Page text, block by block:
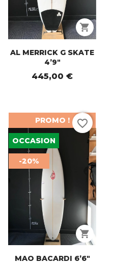
shopping_cart
AL MERRICK G SKATE
4’9"
445,00 €
shopping_cart
MAO BACARDI 6’6"
OCCASION
PROMO !
-20%
favorite_border